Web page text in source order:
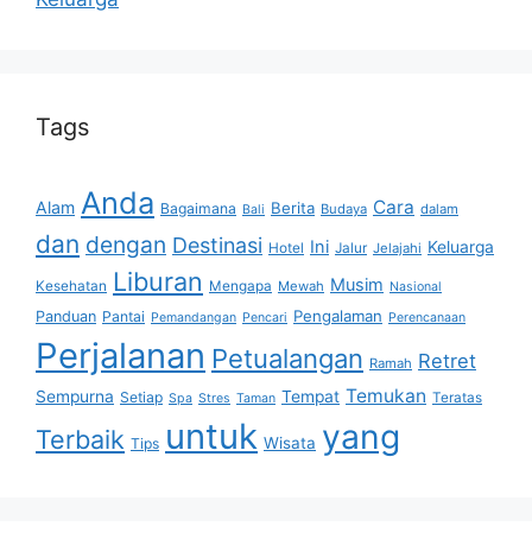
Tags
Alam Anda Bagaimana Bali Berita Budaya Cara dalam
dan dengan Destinasi Hotel Ini Jalur Jelajahi Keluarga
Kesehatan Liburan Mengapa Mewah Musim Nasional
Panduan Pantai Pemandangan Pencari Pengalaman Perencanaan
Perjalanan Petualangan Ramah Retret
Sempurna Setiap Spa Stres Taman Tempat Temukan Teratas
Terbaik Tips untuk Wisata yang